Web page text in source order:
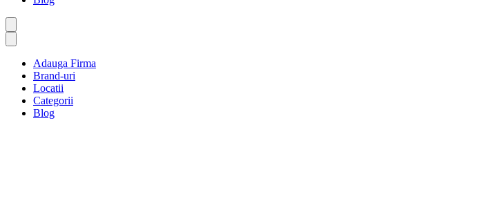
Adauga Firma
Brand-uri
Locatii
Categorii
Blog